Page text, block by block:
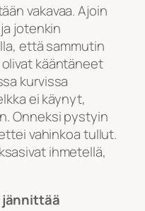
vakavaa. Ajoin
jotenkin
että sammutin
kääntäneet
kurvissa
ei käynyt,
Onneksi pystyin
vahinkoa tullut.
ihmetellä,
jännittää